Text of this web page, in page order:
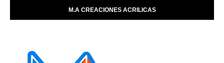
M.A CREACIONES ACRILICAS